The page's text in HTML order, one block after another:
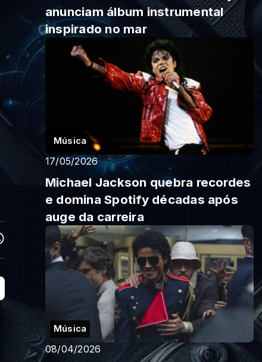
anunciam álbum instrumental
inspirado no mar
Música
17/05/2026
Michael Jackson quebra recordes
e domina Spotify décadas após
auge da carreira
Música
08/04/2026